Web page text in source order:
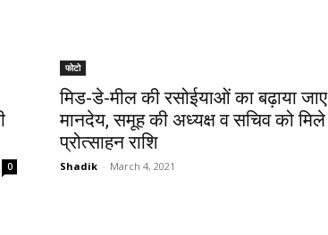
0
फोटो
मिड-डे-मील की रसोईयाओं का बढ़ाया जाए
मानदेय, समूह की अध्यक्ष व सचिव को मिले
प्रोत्साहन राशि
Shadik - March 4, 2021